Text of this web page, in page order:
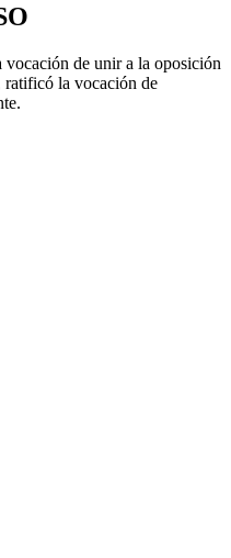
vocación de unir a la oposición
ratificó la vocación de